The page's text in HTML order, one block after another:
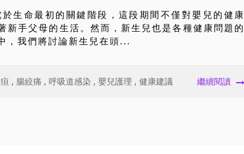
生命最初的關鍵階段，這段期間不僅對嬰兒的健康
新手父母的生活。然而，新生兒也是各種健康問題的
，我們將討論新生兒在頭...
, 腸絞痛 , 呼吸道感染 , 嬰兒護理 , 健康建議 繼續閱讀